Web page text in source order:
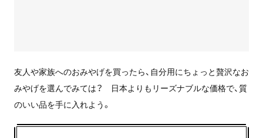
友人や家族へのおみやげを買ったら、自分用にちょっと贅沢なお
みやげを選んでみては？ 日本よりもリーズナブルな価格で、質
のいい品を手に入れよう。